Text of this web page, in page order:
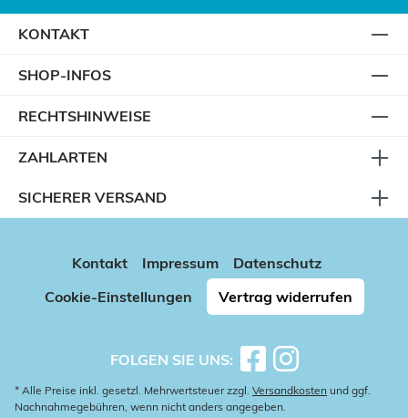
KONTAKT
SHOP-INFOS
RECHTSHINWEISE
ZAHLARTEN
SICHERER VERSAND
Kontakt Impressum
Datenschutz
Cookie-Einstellungen
Vertrag widerrufen
FOLGEN SIE UNS:
* Alle Preise inkl. gesetzl. Mehrwertsteuer zzgl. Versandkosten und ggf.
Nachnahmegebühren, wenn nicht anders angegeben.